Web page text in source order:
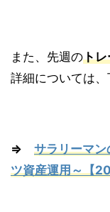
また、先週のトレ
詳細については
⇒ サラリーマ
ツ資産運用～【